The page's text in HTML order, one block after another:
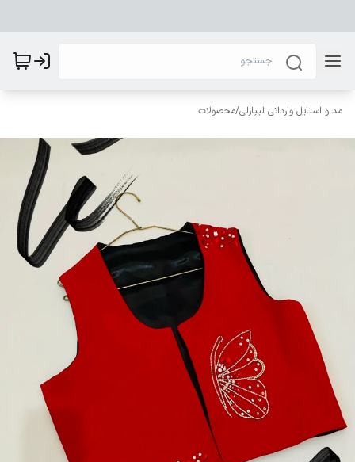
مد و استایل وارداتی لیپارلی/محصولات